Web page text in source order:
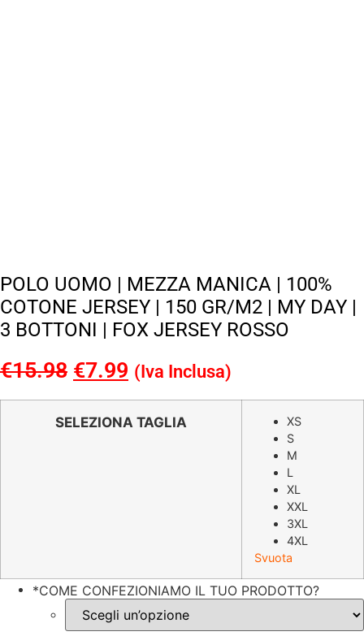
POLO UOMO | MEZZA MANICA | 100%
COTONE JERSEY | 150 GR/M2 | MY DAY |
3 BOTTONI | FOX JERSEY ROSSO
€15.98 Il
prezzo
originale
€7.99 Il
prezzo
attuale
(Iva Inclusa)
SELEZIONA TAGLIA
XS
S
M
L
XL
XXL
3XL
4XL
Svuota
*COME CONFEZIONIAMO IL TUO PRODOTTO?